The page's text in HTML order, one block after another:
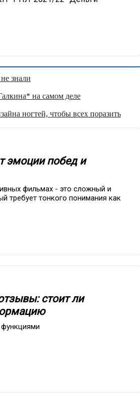
знали
на самом деле
ногтей, чтобы всех поразить
эмоции побед и
фильмах - это сложный и
требует тонкого понимания как
стоит ли